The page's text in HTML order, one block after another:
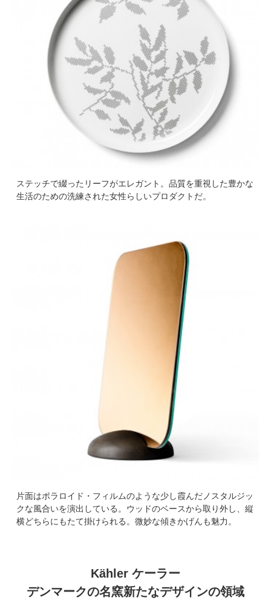
ステッチで綴ったリーフがエレガント。品質を重視した豊かな
生活のための洗練された女性らしいプロダクトだ。
片面はポラロイド・フィルムのような少し霞んだノスタルジッ
クな風合いを演出している。ウッドのベースから取り外し、縦
横どちらにもたて掛けられる。微妙な傾きかげんも魅力。
Kähler ケーラー
デンマークの名窯新たなデザインの領域